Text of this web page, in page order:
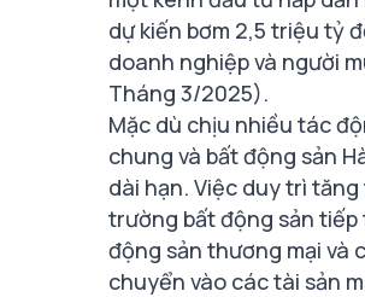
dự kiến bơm 2,5 triệu tỷ
doanh nghiệp và người
Tháng 3/2025).
Mặc dù chịu nhiều tác
chung và bất động sản
dài hạn. Việc duy trì
trường bất động sản
động sản thương mại và
chuyển vào các tài sản